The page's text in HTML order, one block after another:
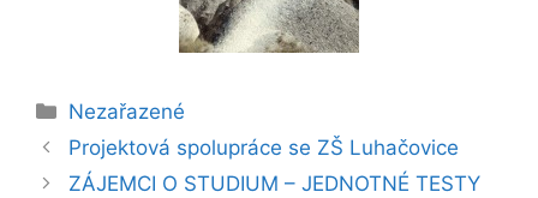
Rubriky
Nezařazené
Projektová spolupráce se ZŠ Luhačovice
ZÁJEMCI O STUDIUM – JEDNOTNÉ TESTY